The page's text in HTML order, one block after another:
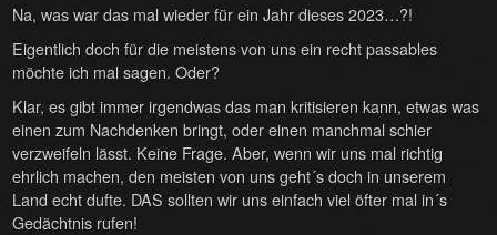
Na, was war das mal wieder für ein Jahr dieses 2023…?!
Eigentlich doch für die meistens von uns ein recht passables
möchte ich mal sagen. Oder?
Klar, es gibt immer irgendwas das man kritisieren kann, etwas was
einen zum Nachdenken bringt, oder einen manchmal schier
verzweifeln lässt. Keine Frage. Aber, wenn wir uns mal richtig
ehrlich machen, den meisten von uns geht´s doch in unserem
Land echt dufte. DAS sollten wir uns einfach viel öfter mal in´s
Gedächtnis rufen!